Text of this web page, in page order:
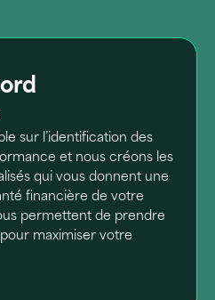
sur l’identification des
et nous créons les
qui vous donnent une
financière de votre
permettent de prendre
maximiser votre